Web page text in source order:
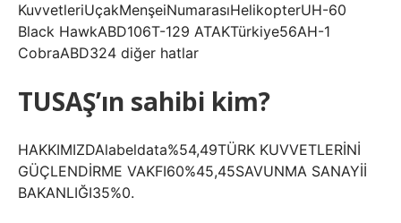
KuvvetleriUçakMenşeiNumarasıHelikopterUH-60
Black HawkABD106T-129 ATAKTürkiye56AH-1
CobraABD324 diğer hatlar
TUSAŞ’ın sahibi kim?
HAKKIMIZDAlabeldata%54,49TÜRK KUVVETLERİNİ
GÜÇLENDİRME VAKFI60%45,45SAVUNMA SANAYİİ
BAKANLIĞI35%0.